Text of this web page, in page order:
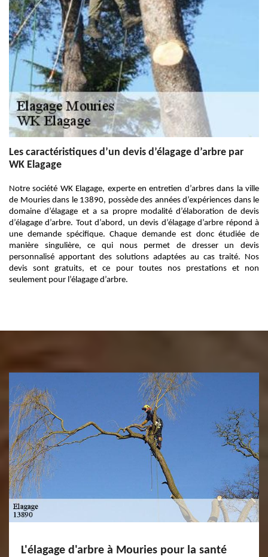
Les caractéristiques d’un devis d’élagage d’arbre par
WK Elagage
Notre société WK Elagage, experte en entretien d’arbres dans la ville
de Mouries dans le 13890, possède des années d’expériences dans le
domaine d’élagage et a sa propre modalité d’élaboration de devis
d’élagage d’arbre. Tout d’abord, un devis d’élagage d’arbre répond à
une demande spécifique. Chaque demande est donc étudiée de
manière singulière, ce qui nous permet de dresser un devis
personnalisé apportant des solutions adaptées au cas traité. Nos
devis sont gratuits, et ce pour toutes nos prestations et non
seulement pour l’élagage d’arbre.
L'élagage d'arbre à Mouries pour la santé